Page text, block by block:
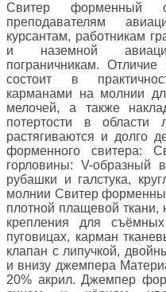
Свитер форменный
преподавателям
курсантам, работникам
и наземной
пограничникам.
состоит в
карманами на молнии
мелочей, а также
потертости в
растягиваются и долго
форменного свитера:
горловины: V-образный
рубашки и галстука,
молнии Свитер
плотной плащевой ткани,
крепления для
пуговицах, карман
клапан с липучкой,
и внизу джемпера
20% акрил. Джемпер